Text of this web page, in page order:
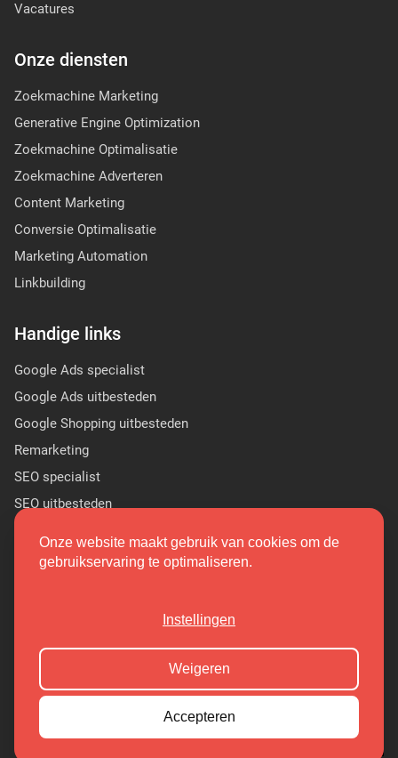
Vacatures
Onze diensten
Zoekmachine Marketing
Generative Engine Optimization
Zoekmachine Optimalisatie
Zoekmachine Adverteren
Content Marketing
Conversie Optimalisatie
Marketing Automation
Linkbuilding
Handige links
Google Ads specialist
Google Ads uitbesteden
Google Shopping uitbesteden
Remarketing
SEO specialist
SEO uitbesteden
PR linkbuilding
(9.7/10)
Copyright 2026 Markant Internet
Cookieoverzicht
Privacy Policy
Onze website maakt gebruik van cookies om de
gebruikservaring te optimaliseren.
Instellingen
Weigeren
Accepteren